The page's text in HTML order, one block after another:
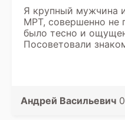
Я крупный мужчина
МРТ, совершенно не
было тесно и
Посоветовали
не было. Спасибо за
Андрей Васильевич